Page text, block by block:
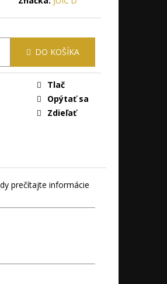
DO KOŠÍKA
Tlač
Opýtať sa
Zdieľať
prečítajte informácie